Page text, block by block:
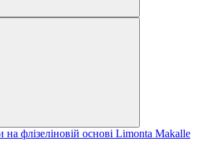
на флізеліновій основі Limonta Makalle